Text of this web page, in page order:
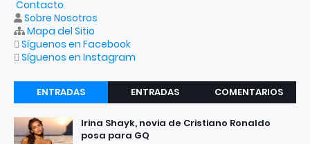
Contacto
Sobre Nosotros
Mapa del Sitio
Síguenos en Facebook
Síguenos en Instagram
ENTRADAS
RECIENTES
ENTRADAS
COMENTARIOS
Irina Shayk, novia de Cristiano Ronaldo
posa para GQ